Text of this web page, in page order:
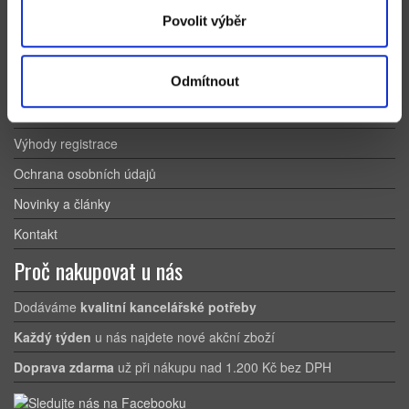
Povolit výběr
Odmítnout
Obchodní podmínky
Reklamační řád
Výhody registrace
Ochrana osobních údajů
Novinky a články
Kontakt
Proč nakupovat u nás
Dodáváme kvalitní kancelářské potřeby
Každý týden u nás najdete nové akční zboží
Doprava zdarma už při nákupu nad 1.200 Kč bez DPH